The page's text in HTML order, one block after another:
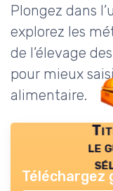
Plongez dans
explorez les
de l’élevage
pour mieux
alimentaire.
le